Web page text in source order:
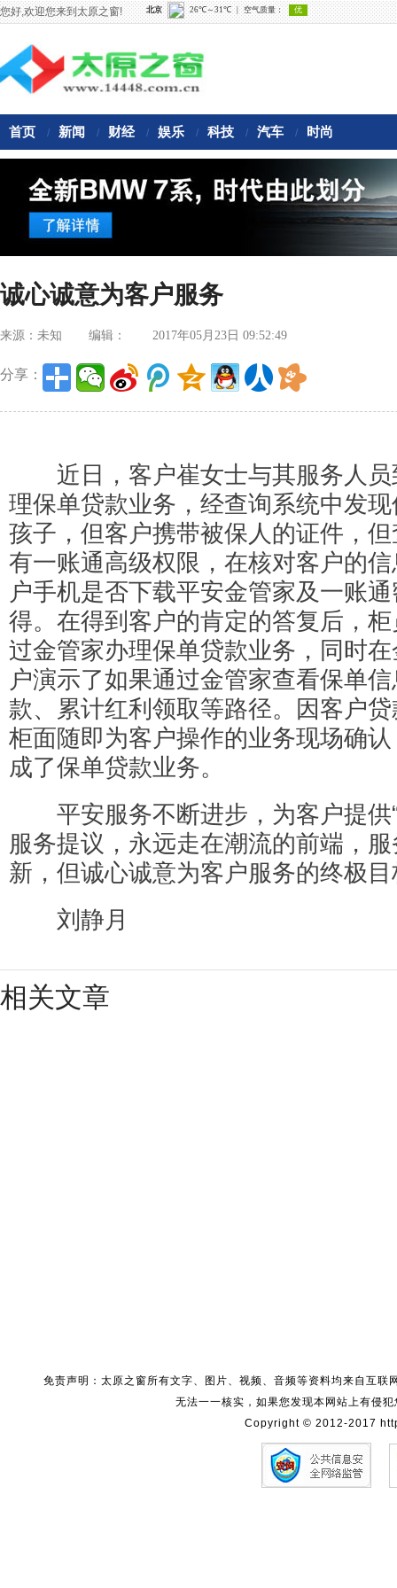
您好,欢迎您来到太原之窗!
首页 / 新闻 / 财经 / 娱乐 / 科技 / 汽车 / 时尚
诚心诚意为客户服务
来源：未知 编辑： 2017年05月23日 09:52:49
分享：
近日，客户崔女士与其服务人员
理保单贷款业务，经查询系统中发
孩子，但客户携带被保人的证件，
有一账通高级权限，在核对客户的
户手机是否下载平安金管家及一账
得。在得到客户的肯定的答复后，
过金管家办理保单贷款业务，同时
户演示了如果通过金管家查看保单
款、累计红利领取等路径。因客户
柜面随即为客户操作的业务现场确
成了保单贷款业务。
平安服务不断进步，为客户提供“
服务提议，永远走在潮流的前端，
新，但诚心诚意为客户服务的终极
刘静月
相关文章
免责声明：太原之窗所有文字、图片、视频、音频等资料均来自互
无法一一核实，如果您发现本网站上有侵
Copyright © 2012-2017